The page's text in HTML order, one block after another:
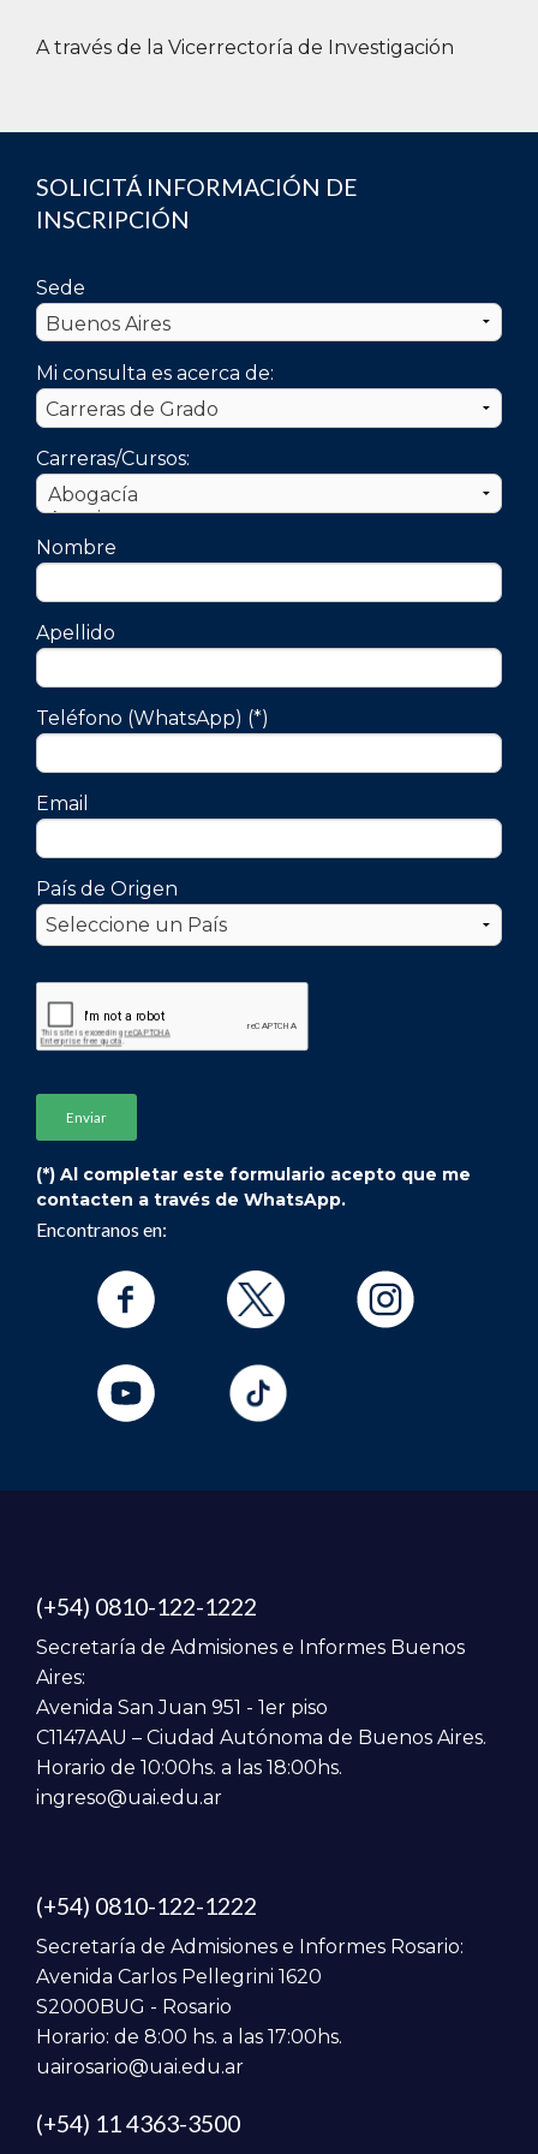
distancia de 2 metros, facilitando la
A través de la Vicerrectoría de Investigación
SOLICITÁ INFORMACIÓN DE
INSCRIPCIÓN
Sede
Mi consulta es acerca de:
Carreras/Cursos:
Nombre
Apellido
Teléfono (WhatsApp) (*)
Email
País de Origen
(*) Al completar este formulario acepto que me
contacten a través de WhatsApp.
Encontranos en:
(+54) 0810-122-1222
Secretaría de Admisiones e Informes Buenos
Aires:
Avenida San Juan 951 - 1er piso
C1147AAU – Ciudad Autónoma de Buenos Aires.
Horario de 10:00hs. a las 18:00hs.
ingreso@uai.edu.ar
(+54) 0810-122-1222
Secretaría de Admisiones e Informes Rosario:
Avenida Carlos Pellegrini 1620
S2000BUG - Rosario
Horario: de 8:00 hs. a las 17:00hs.
uairosario@uai.edu.ar
(+54) 11 4363-3500